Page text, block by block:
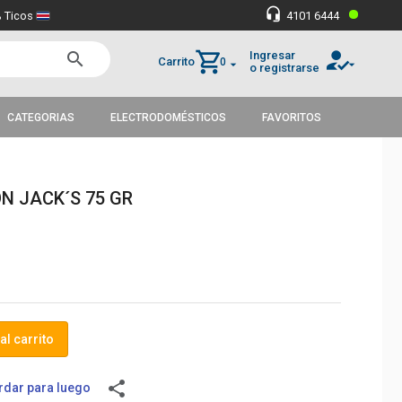
Ticos headset_mic 4101 6444 •
search Carritoshopping_cart0 arrow_drop_down
Ingresar
o registrarse how_to_reg
arrow_drop_down
CATEGORIAS ELECTRODOMÉSTICOS FAVORITOS
JACK´S 75 GR
carrito
para luego share